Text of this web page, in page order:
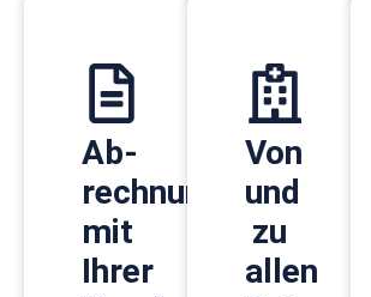
Ab­
rechnung
mit
Ihrer
Von
und
zu
allen